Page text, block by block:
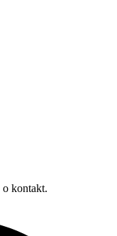
kontakt.